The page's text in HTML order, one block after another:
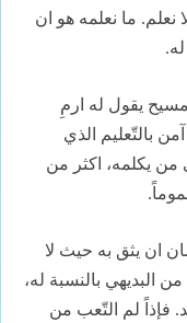
ما نعلمه هو ان
يقول له ارمِ
بالتّعليم الذي
من يكلمه، اكثر من
ان يثق به حيث لا
البديهي بالنسبة له،
فإذاً لم التّعب من